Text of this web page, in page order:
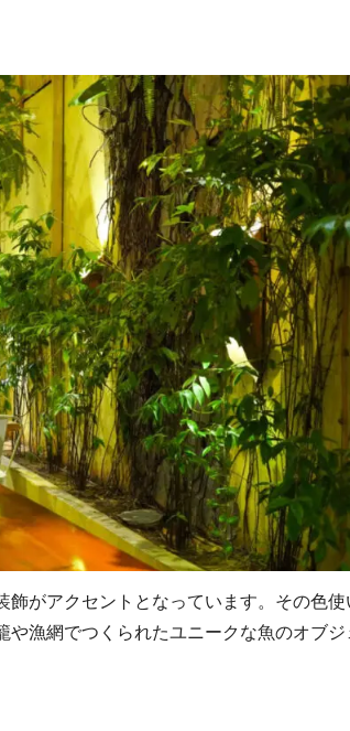
飾がアクセントとなっています。その色使
漁網でつくられたユニークな魚のオブジ